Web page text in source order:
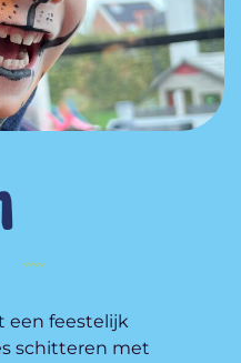
een feestelijk
schitteren met